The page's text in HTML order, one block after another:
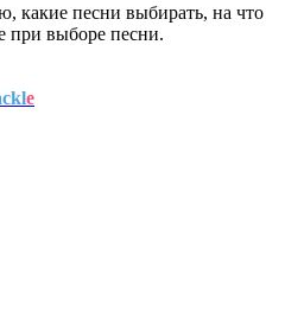
какие песни выбирать, на что
при выборе песни.
e